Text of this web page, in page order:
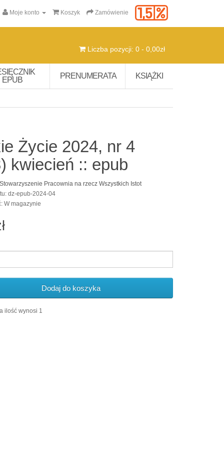
Moje konto Koszyk Zamówienie
Liczba pozycji: 0 - 0,00zł
EPUB
PRENUMERATA KSIĄŻKI
Życie 2024, nr 4
kwiecień :: epub
Stowarzyszenie Pracownia na rzecz Wszystkich Istot
dz-epub-2024-04
W magazynie
Dodaj do koszyka
ilość wynosi 1